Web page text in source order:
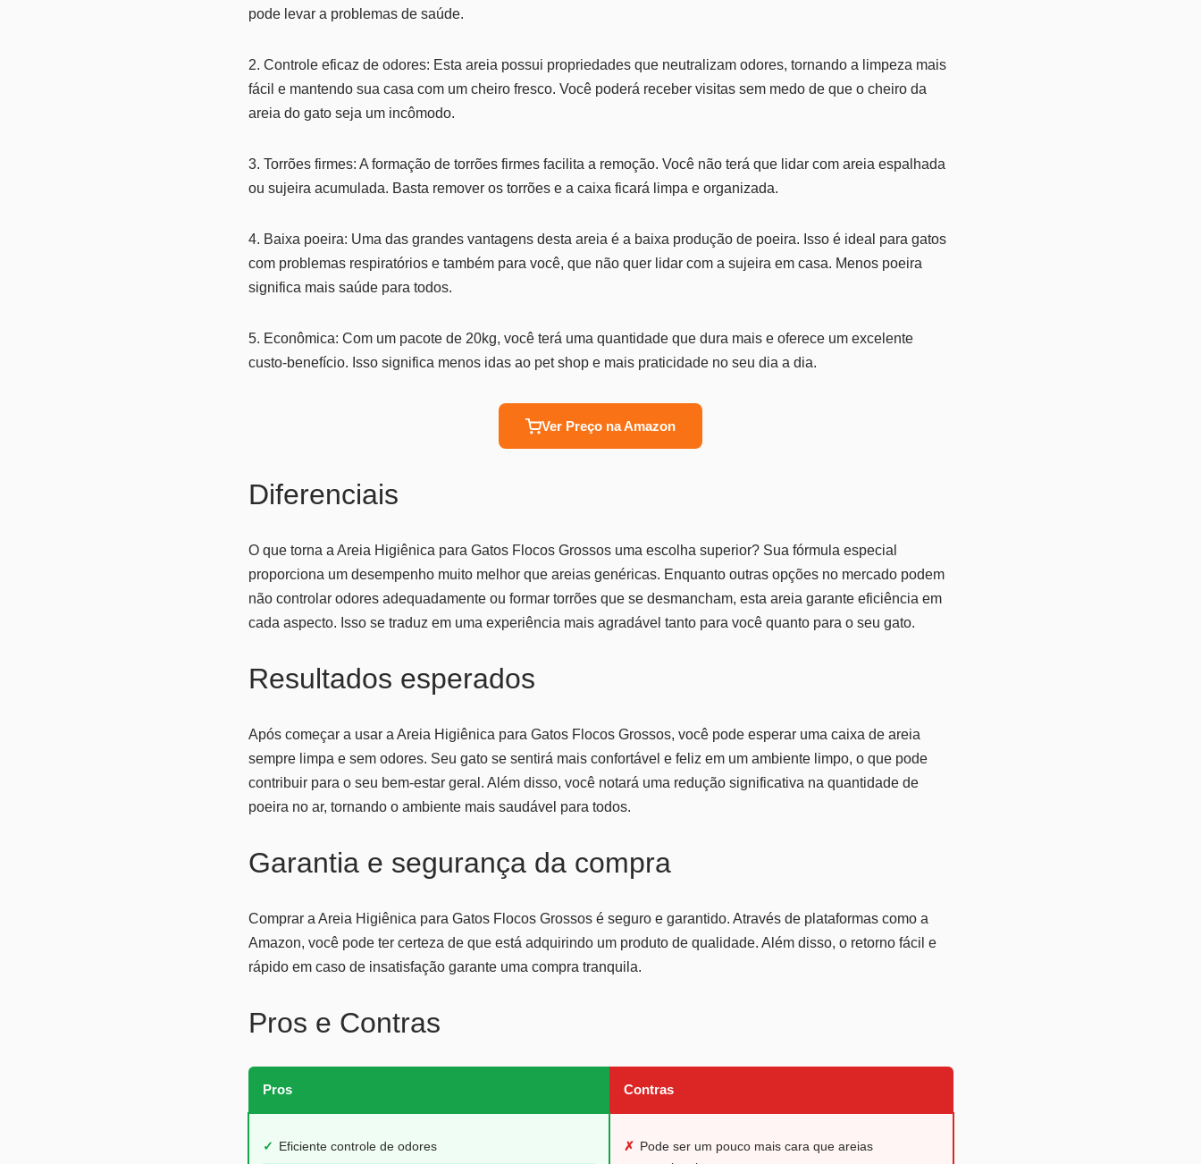
pode levar a problemas de saúde.
2. Controle eficaz de odores: Esta areia possui propriedades que neutralizam odores, tornando a limpeza mais
fácil e mantendo sua casa com um cheiro fresco. Você poderá receber visitas sem medo de que o cheiro da
areia do gato seja um incômodo.
3. Torrões firmes: A formação de torrões firmes facilita a remoção. Você não terá que lidar com areia espalhada
ou sujeira acumulada. Basta remover os torrões e a caixa ficará limpa e organizada.
4. Baixa poeira: Uma das grandes vantagens desta areia é a baixa produção de poeira. Isso é ideal para gatos
com problemas respiratórios e também para você, que não quer lidar com a sujeira em casa. Menos poeira
significa mais saúde para todos.
5. Econômica: Com um pacote de 20kg, você terá uma quantidade que dura mais e oferece um excelente
custo-benefício. Isso significa menos idas ao pet shop e mais praticidade no seu dia a dia.
Ver Preço na Amazon
Diferenciais
O que torna a Areia Higiênica para Gatos Flocos Grossos uma escolha superior? Sua fórmula especial
proporciona um desempenho muito melhor que areias genéricas. Enquanto outras opções no mercado podem
não controlar odores adequadamente ou formar torrões que se desmancham, esta areia garante eficiência em
cada aspecto. Isso se traduz em uma experiência mais agradável tanto para você quanto para o seu gato.
Resultados esperados
Após começar a usar a Areia Higiênica para Gatos Flocos Grossos, você pode esperar uma caixa de areia
sempre limpa e sem odores. Seu gato se sentirá mais confortável e feliz em um ambiente limpo, o que pode
contribuir para o seu bem-estar geral. Além disso, você notará uma redução significativa na quantidade de
poeira no ar, tornando o ambiente mais saudável para todos.
Garantia e segurança da compra
Comprar a Areia Higiênica para Gatos Flocos Grossos é seguro e garantido. Através de plataformas como a
Amazon, você pode ter certeza de que está adquirindo um produto de qualidade. Além disso, o retorno fácil e
rápido em caso de insatisfação garante uma compra tranquila.
Pros e Contras
Pros Contras
✓ Eficiente controle de odores ✗ Pode ser um pouco mais cara que areias